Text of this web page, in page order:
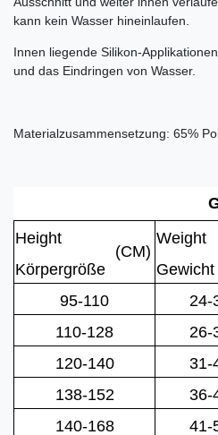
kann kein Wasser hineinlaufen.
Innen liegende Silikon-
und das Eindringen von Wasser.
Materialzusammensetzung: 65%
Height
(CM)
Weight
Körpergröße
Gewicht
95-110
24-
110-128
26-
120-140
31-
138-152
36-
140-168
41-